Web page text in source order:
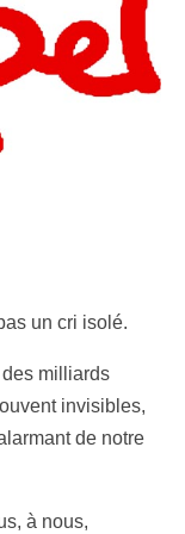
un cri isolé.
des milliards
invisibles,
de notre
à nous,